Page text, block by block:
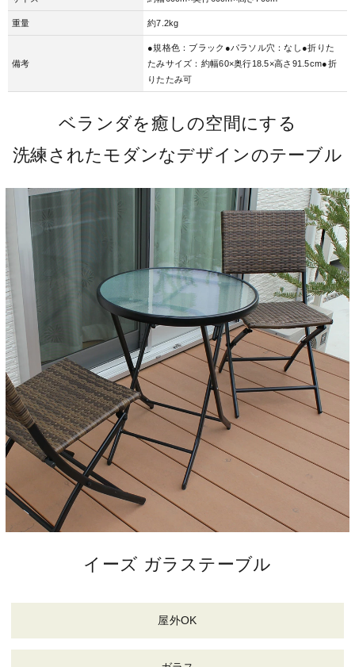
重量 約7.2kg
備考
●規格色：ブラック●パラソル穴：なし●折りた
たみサイズ：約幅60×奥行18.5×高さ91.5cm●折
りたたみ可
ベランダを癒しの空間にする
洗練されたモダンなデザインのテーブル
イーズ ガラステーブル
屋外OK